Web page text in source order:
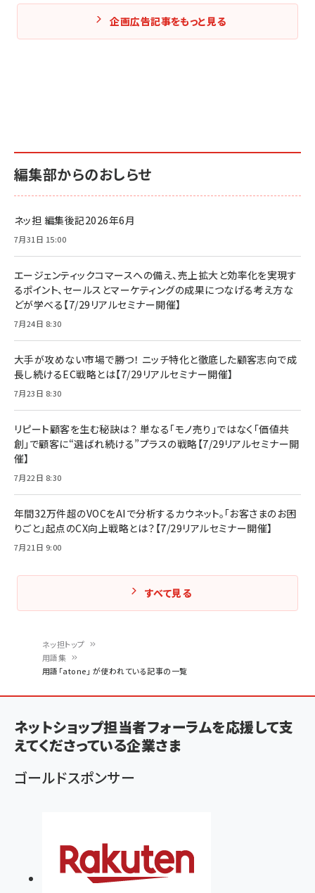
ン
く
ず
ネッ担トップ
用語集
用語「atone」 が使われている記事の一覧
企画広告記事をもっと見る
編集部からのおしらせ
ネッ担 編集後記2026年6月
7月31日 15:00
エージェンティックコマースへの備え、売上拡大と効率化を実現す
るポイント、セールスとマーケティングの成果につなげる考え方な
どが学べる【7/29リアルセミナー開催】
7月24日 8:30
大手が攻めない市場で勝つ！ ニッチ特化と徹底した顧客志向で成
長し続けるEC戦略とは【7/29リアルセミナー開催】
7月23日 8:30
リピート顧客を生む秘訣は？ 単なる「モノ売り」ではなく「価値共
創」で顧客に“選ばれ続ける”プラスの戦略【7/29リアルセミナー開
催】
7月22日 8:30
年間32万件超のVOCをAIで分析するカウネット。「お客さまのお困
りごと」起点のCX向上戦略とは？【7/29リアルセミナー開催】
7月21日 9:00
すべて見る
ネットショップ担当者フォーラムを応援して支
えてくださっている企業さま
ゴールドスポンサー